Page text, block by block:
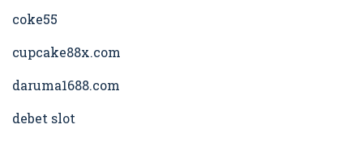
coke55
cupcake88x.com
daruma1688.com
debet slot